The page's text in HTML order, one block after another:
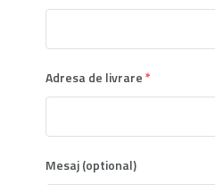
Adresa de livrare*
Mesaj (optional)